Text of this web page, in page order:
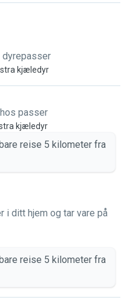
dyrepasser
kjæledyr
passer
kjæledyr
reise 5 kilometer fra
i ditt hjem og tar vare på
reise 5 kilometer fra